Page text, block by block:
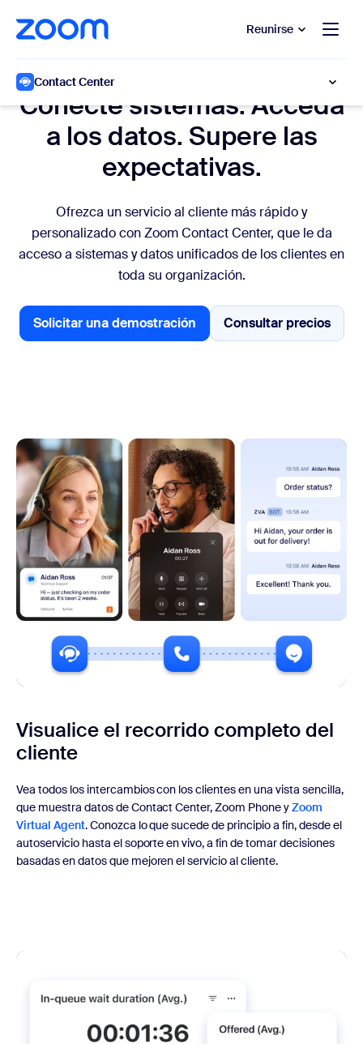
contenido principal
al chat de ayuda Reunirse
Contact Center
Conecte sistemas. Acceda
a los datos. Supere las
expectativas.
Ofrezca un servicio al cliente más rápido y
personalizado con Zoom Contact Center, que le da
acceso a sistemas y datos unificados de los clientes en
toda su organización.
Solicitar una demostración
Solicitar una demostración
Consultar precios
Consultar
Visualice el recorrido completo del
cliente
Vea todos los intercambios con los clientes en una vista sencilla,
que muestra datos de Contact Center, Zoom Phone yZoom
Virtual Agent. Conozca lo que sucede de principio a fin, desde el
autoservicio hasta el soporte en vivo, a fin de tomar decisiones
basadas en datos que mejoren el servicio al cliente.